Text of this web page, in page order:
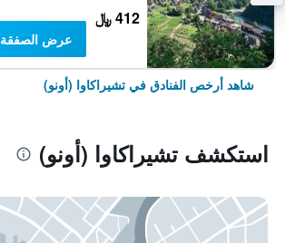
412 ﷼
عرض الصفقة
شاهد أرخص الفنادق في تشيراكاوا (أونو)
استكشف تشيراكاوا (أونو)